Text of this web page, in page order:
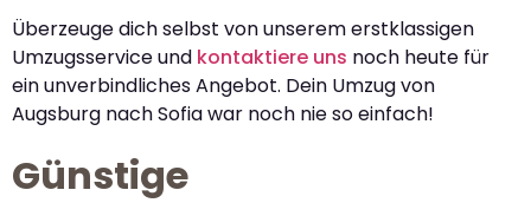
Überzeuge dich selbst von unserem erstklassigen
Umzugsservice und kontaktiere uns noch heute für
ein unverbindliches Angebot. Dein Umzug von
Augsburg nach Sofia war noch nie so einfach!
Günstige